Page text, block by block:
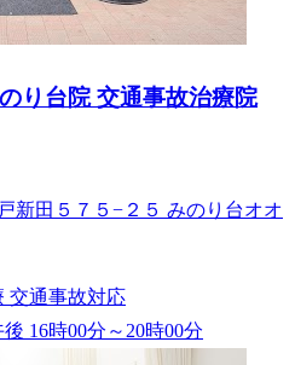
り台院 交通事故治療院
新田５７５−２５ みのり台オオ
交通事故対応
後 16時00分～20時00分